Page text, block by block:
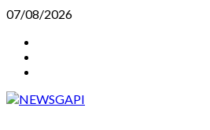
Skip
content
07/08/2026